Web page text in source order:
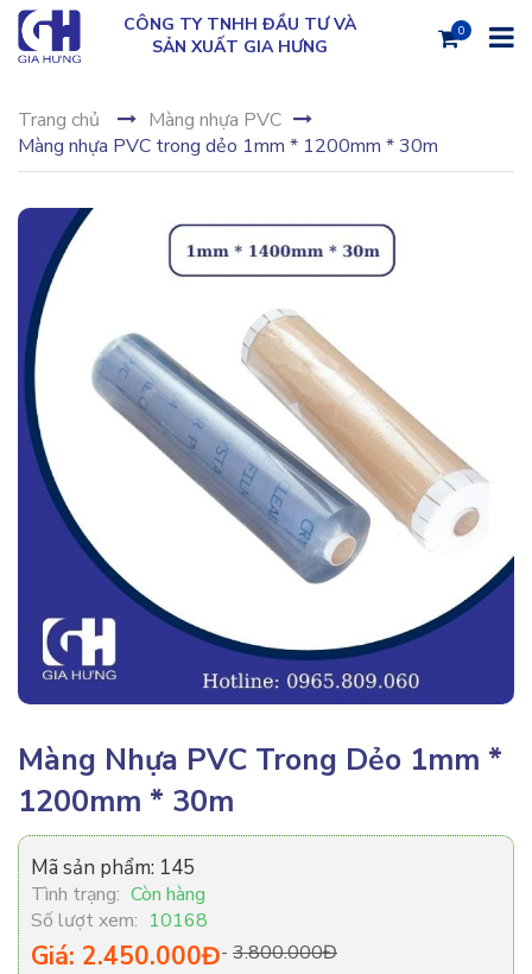
CÔNG TY TNHH ĐẦU TƯ VÀ
SẢN XUẤT GIA HƯNG
0
Trang chủ
Màng nhựa PVC
Màng nhựa PVC trong dẻo 1mm * 1200mm * 30m
Màng Nhựa PVC Trong Dẻo 1mm *
1200mm * 30m
Mã sản phẩm: 145
Tình trạng: Còn hàng
Số lượt xem: 10168
Giá: 2.450.000Đ- 3.800.000Đ